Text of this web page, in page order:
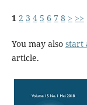
1 2 3 4 5 6 7 8 > >>
You may also start
article.